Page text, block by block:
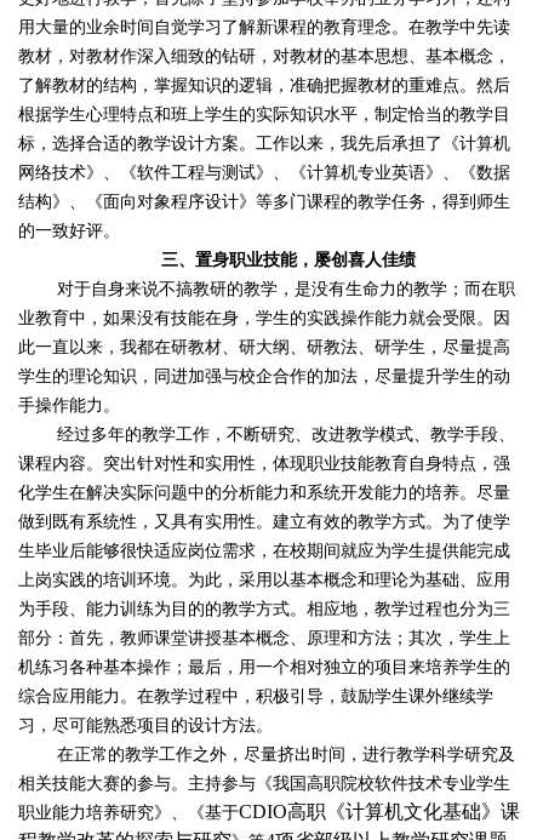
用大量的业余时间自觉学习了解新课程的教育理念。在教学中先读
教材，对教材作深入细致的钻研， 对教材的基本思想、基本概念，
了解教材的结构，掌握知识的逻辑 ，准确把握教材的重难点。然后
根据学生心理特点和班上学生的实际知识水平，制定恰当的教学目
标，选择合适的教学设计方案。工作以来，我先后承担了《计算机
网络技术》、《软件工程与测试》、《计算机专业英语》、《数据
结构》、《面向对象程序设计》等多门课程的教学任务，得到师生
的一致好评。
三、置身职业技能，屡创喜人佳绩
对于自身来说不搞教研的教学，是没有生命力的教学；而在职
业教育中，如果没有技能在身，学生的实践操作能力就会受限。因
此一直以来，我都在研教材、研大纲、研教法、研学生，尽量提高
学生的理论知识，同进加强与校企合作的加法，尽量提升学生的动
手操作能力。
经过多年的教学工作，不断研究、改进教学模式、教学手段、
课程内容。 突出针对性和实用性，体现职业技能教育 自身特点，强
化学生在解决实际问题中的分析能力和系统开发能力的培养。尽量
做到既有系统性，又具有实用性。 建立有效的教学方式。 为了使学
生毕业后能够很快适应岗位需求，在校期间就应为学生提供能完成
上岗实践的培训环境。为此，采用以基本概念和理论为基础、应用
为手段、能力训练为目的的教学方式。相应地，教学过程也分为三
部分：首先，教师课堂讲授基本概念、原理和方法；其次，学生上
机练习各种基本操作；最后，用一个相对独立的项目来培养学生的
综合应用能力。在教学过程中，积极引导，鼓励学生课外继续学
习，尽可能熟悉项目的设计方法。
在正常的教学工作之外，尽量挤出时间，进行教学科学研究及
相关技能大赛的参与。主持参与《我国高职院校软件技术专业学生
职业能力培养研究》、《基于CDIO高职《计算机文化基础》课